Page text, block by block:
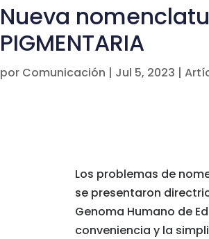
Nueva
PIGMENTARIA
por Comunicación | Jul 5, 2023 |
Los problemas de
se presentaron
Genoma Humano de
conveniencia y la